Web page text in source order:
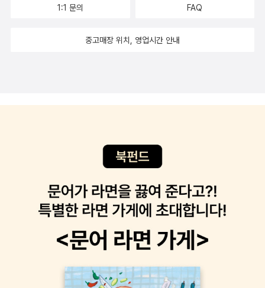
으로 집어 든 이 책이 제 고민을 꿰뚫고 있을 거라곤 생각을 못 했
고받다 보면 수많은 전문 용어와 숫자가 쏟아집니다. 우선은 닥치
있었습니다. 우선은 날려 쓴 글씨를 알아보기 힘들었고, 도식은
의미를 파악하기 어려웠습니다. 심하게는 뭘 그려야 하고, 뭘 그
리지 않아야 하는지 판단하기 어려웠어요. 하지만 이 책은 구체적
인 실천 방법을 쉽게 설명합니다. 예를 들어 사람의 머리를 그릴
알려줍니다. 덕분에 훨씬 이해하기 쉬웠습니다. 그래픽 레코딩을
니다. 힘들었던 회의가 기대되긴 처음이네요! - 진유림 / UI/UX
하고 계셨을까? 모르겠다.이번 추석에, 아버지 사진을 몇 장, 스
지 사진은 처음이다. 아버지 사진 보고 아버지를 그리면서 아버지
과가 있습니다. 뒤집어서 생각하면 그림만으로는 특정한 의미로
1:1 문의 FAQ
중고매장 위치, 영업시간 안내